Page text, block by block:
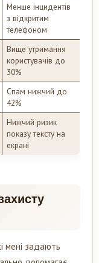
Менше інцидентів
з відкритим
телефоном
Вище утримання
користувачів до
30%
Спам нижчий до
42%
Нижчий ризик
показу тексту на
екрані
мені задають